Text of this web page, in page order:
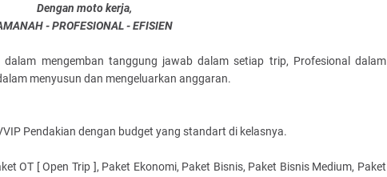
Dengan moto kerja,
- PROFESIONAL - EFISIEN
mengemban tanggung jawab dalam setiap trip, Profesional dalam
menyusun dan mengeluarkan anggaran.
Pendakian dengan budget yang standart di kelasnya.
OT [ Open Trip ], Paket Ekonomi, Paket Bisnis, Paket Bisnis Medium, Paket